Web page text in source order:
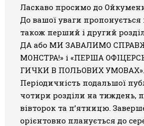
Ласкаво просимо до
До вашої уваги пропонується
також перший і другий
ДА або МИ ЗАВАЛИМО
МОНСТРА!» і «ПЕРША
ГИЧКИ В ПОЛЬОВИХ УМОВАХ».
Періодичність подальшої
чотири розділи на тиждень,
вівторок та п’ятницю.
орієнтовно планується до